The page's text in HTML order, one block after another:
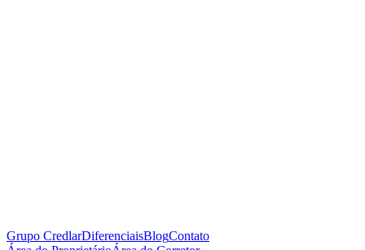
Grupo CredlarDiferenciaisBlogContato